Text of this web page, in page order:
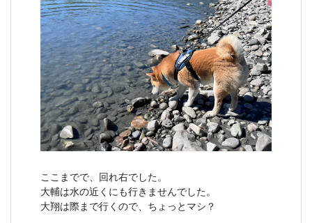
ここまでで、回れ右でした。
大輔は水の近くにも行きませんでした。
大翔は際まで行くので、ちょっとマシ？